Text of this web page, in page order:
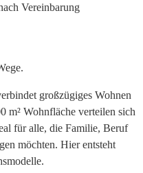
Vereinbarung
großzügiges Wohnen
m² Wohnfläche verteilen sich
für alle, die Familie, Beruf
möchten. Hier entsteht